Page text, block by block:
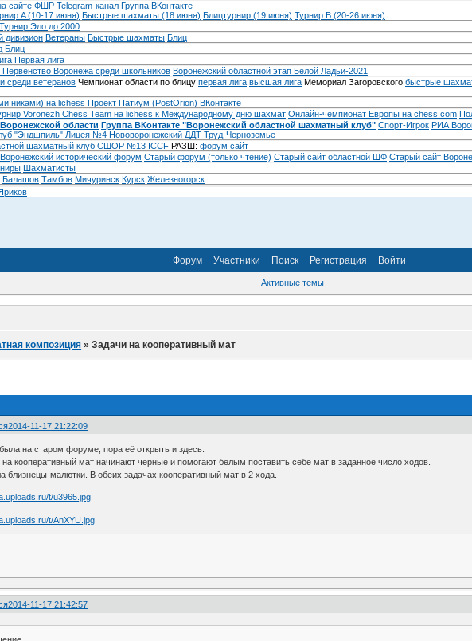
сайте ФШР Telegram-канал Группа ВКонтакте
A (10-17 июня) Быстрые шахматы (18 июня) Блицтурнир (19 июня) Турнир B (20-26 июня)
Турнир Эло до 2000
дивизион Ветераны Быстрые шахматы Блиц
Блиц
Первая лига
Первенство Воронежа среди школьников Воронежский областной этап Белой Ладьи-2021
среди ветеранов Чемпионат области по блицу первая лига высшая лига Мемориал Загоровского быстрые
никами) на lichess Проект Патиум (PostOrion) ВКонтакте
Voronezh Chess Team на lichess к Международному дню шахмат Онлайн-чемпионат Европы на chess.com
области Группа ВКонтакте "Воронежский областной шахматный клуб" Спорт-Игрок РИА
"Эндшпиль" Лицея №4 Нововоронежский ДДТ Труд-Черноземье
шахматный клуб СШОР №13 ICCF РАЗШ: форум сайт
Воронежский исторический форум Cтарый форум (только чтение) Старый сайт областной ШФ Старый сайт
Шахматисты
Балашов Тамбов Мичуринск Курск Железногорск
Форум Участники Поиск Регистрация Войти
Активные темы
композиция »Задачи на кооперативный мат
2014-11-17 21:22:09
на старом форуме, пора её открыть и здесь.
на кооперативный мат начинают чёрные и помогают белым поставить себе мат в заданное число ходов.
близнецы-малютки. В обеих задачах кооперативный мат в 2 хода.
2014-11-17 21:42:57